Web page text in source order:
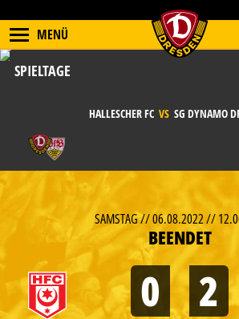
MENÜ
SPIELTAGE
HALLESCHER FC VS SG DYNAMO
SAMSTAG // 06.08.2022 //
BEENDET
0 2